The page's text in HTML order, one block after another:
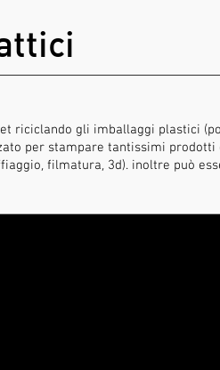
riciclando gli imballaggi plastici
per stampare tantissimi
filmatura, 3d). inoltre può